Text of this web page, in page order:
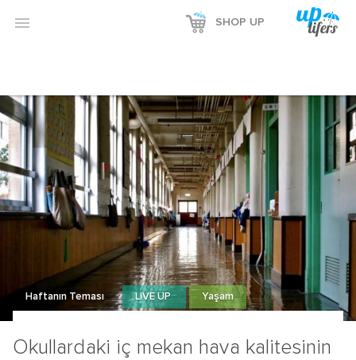
 SHOP UP
Okullardaki iç mekan hava kalitesinin
Haftanın Teması LIVE UP Yaşam